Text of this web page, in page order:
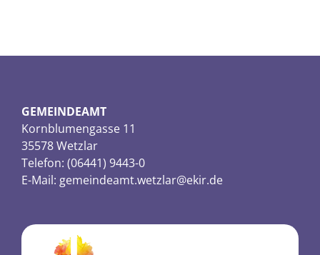
GEMEINDEAMT
Kornblumengasse 11
35578 Wetzlar
Telefon: (06441) 9443-0
E-Mail: gemeindeamt.wetzlar@ekir.de